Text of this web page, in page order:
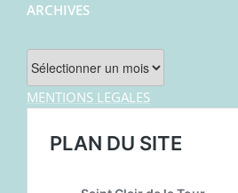
ARCHIVES
Archives
MENTIONS LEGALES